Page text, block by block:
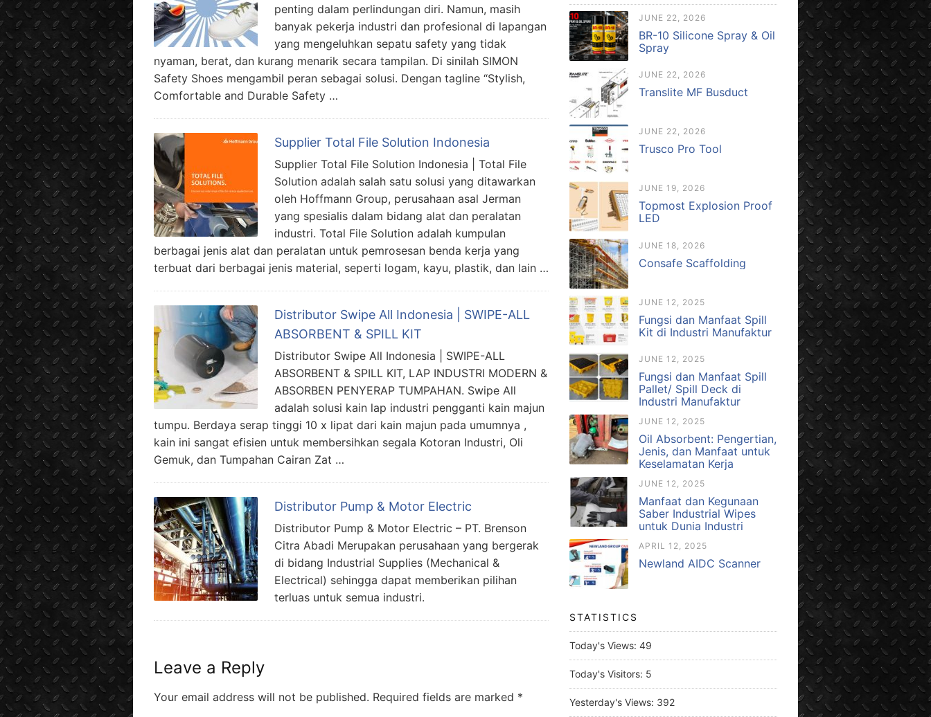
penting dalam perlindungan diri. Namun, masih
banyak pekerja industri dan profesional di lapangan
yang mengeluhkan sepatu safety yang tidak
nyaman, berat, dan kurang menarik secara tampilan. Di sinilah SIMON
Safety Shoes mengambil peran sebagai solusi. Dengan tagline “Stylish,
Comfortable and Durable Safety …
Supplier Total File Solution Indonesia
Supplier Total File Solution Indonesia | Total File
Solution adalah salah satu solusi yang ditawarkan
oleh Hoffmann Group, perusahaan asal Jerman
yang spesialis dalam bidang alat dan peralatan
industri. Total File Solution adalah kumpulan
berbagai jenis alat dan peralatan untuk pemrosesan benda kerja yang
terbuat dari berbagai jenis material, seperti logam, kayu, plastik, dan lain …
Distributor Swipe All Indonesia | SWIPE-ALL
ABSORBENT & SPILL KIT
Distributor Swipe All Indonesia | SWIPE-ALL
ABSORBENT & SPILL KIT, LAP INDUSTRI MODERN &
ABSORBEN PENYERAP TUMPAHAN. Swipe All
adalah solusi kain lap industri pengganti kain majun
tumpu. Berdaya serap tinggi 10 x lipat dari kain majun pada umumnya ,
kain ini sangat efisien untuk membersihkan segala Kotoran Industri, Oli
Gemuk, dan Tumpahan Cairan Zat …
Distributor Pump & Motor Electric
Distributor Pump & Motor Electric – PT. Brenson
Citra Abadi Merupakan perusahaan yang bergerak
di bidang Industrial Supplies (Mechanical &
Electrical) sehingga dapat memberikan pilihan
terluas untuk semua industri.
Leave a Reply
Your email address will not be published. Required fields are marked *
JUNE 22, 2026
BR-10 Silicone Spray & Oil
Spray
JUNE 22, 2026
Translite MF Busduct
JUNE 22, 2026
Trusco Pro Tool
JUNE 19, 2026
Topmost Explosion Proof
LED
JUNE 18, 2026
Consafe Scaffolding
JUNE 12, 2025
Fungsi dan Manfaat Spill
Kit di Industri Manufaktur
JUNE 12, 2025
Fungsi dan Manfaat Spill
Pallet/ Spill Deck di
Industri Manufaktur
JUNE 12, 2025
Oil Absorbent: Pengertian,
Jenis, dan Manfaat untuk
Keselamatan Kerja
JUNE 12, 2025
Manfaat dan Kegunaan
Saber Industrial Wipes
untuk Dunia Industri
APRIL 12, 2025
Newland AIDC Scanner
STATISTICS
Today's Views: 49
Today's Visitors: 5
Yesterday's Views: 392